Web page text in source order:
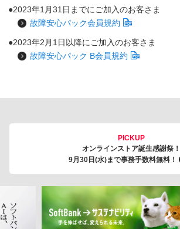
2023年1月31日までにご加入のお客さま
故障安心パック会員規約
2023年2月1日以降にご加入のお客さま
故障安心パック B会員規約
PICKUP
オンラインストア誕生感謝祭！
9月30日(水)まで事務手数料無料！